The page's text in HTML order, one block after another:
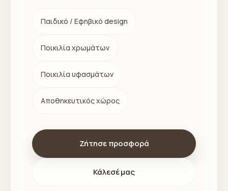
Παιδικό / Εφηβικό design
Ποικιλία χρωμάτων
Ποικιλία υφασμάτων
Αποθηκευτικός χώρος
Ζήτησε προσφορά
Κάλεσέ μας